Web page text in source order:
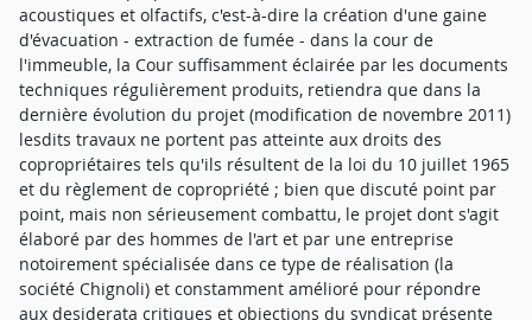
acoustiques et olfactifs, c'est-à-dire la création d'une gaine
d'évacuation - extraction de fumée - dans la cour de
l'immeuble, la Cour suffisamment éclairée par les documents
techniques régulièrement produits, retiendra que dans la
dernière évolution du projet (modification de novembre 2011)
lesdits travaux ne portent pas atteinte aux droits des
copropriétaires tels qu'ils résultent de la loi du 10 juillet 1965
et du règlement de copropriété ; bien que discuté point par
point, mais non sérieusement combattu, le projet dont s'agit
élaboré par des hommes de l'art et par une entreprise
notoirement spécialisée dans ce type de réalisation (la
société Chignoli) et constamment amélioré pour répondre
aux desiderata critiques et objections du syndicat présente